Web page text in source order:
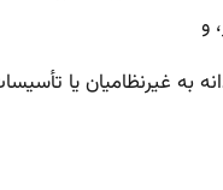
و
به غیرنظامیان یا